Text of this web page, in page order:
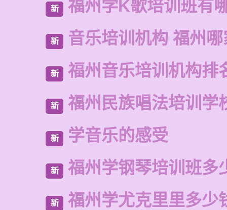
新 福州学K歌培训班有
新 音乐培训机构 福州
新 福州音乐培训机构排
新 福州民族唱法培训学
新 学音乐的感受
新 福州学钢琴培训班多
新 福州学尤克里里多少